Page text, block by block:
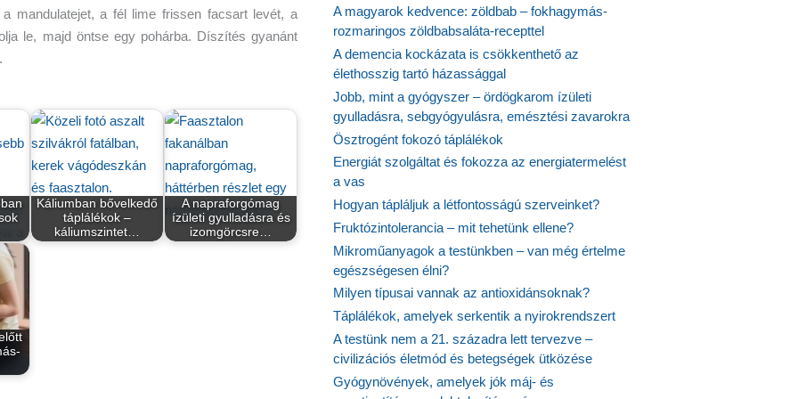
mandulatejet, a fél lime frissen facsart levét, a
le, majd öntse egy pohárba. Díszítés gyanánt
Káliumban bővelkedő
táplálékok –
káliumszintet…
A napraforgómag
ízületi gyulladásra és
izomgörcsre…
A magyarok kedvence: zöldbab – fokhagymás-
rozmaringos zöldbabsaláta-recepttel
A demencia kockázata is csökkenthető az
élethosszig tartó házassággal
Jobb, mint a gyógyszer – ördögkarom ízületi
gyulladásra, sebgyógyulásra, emésztési zavarokra
Ösztrogént fokozó táplálékok
Energiát szolgáltat és fokozza az energiatermelést
a vas
Hogyan tápláljuk a létfontosságú szerveinket?
Fruktózintolerancia – mit tehetünk ellene?
Mikroműanyagok a testünkben – van még értelme
egészségesen élni?
Milyen típusai vannak az antioxidánsoknak?
Táplálékok, amelyek serkentik a nyirokrendszert
A testünk nem a 21. századra lett tervezve –
civilizációs életmód és betegségek ütközése
Gyógynövények, amelyek jók máj- és